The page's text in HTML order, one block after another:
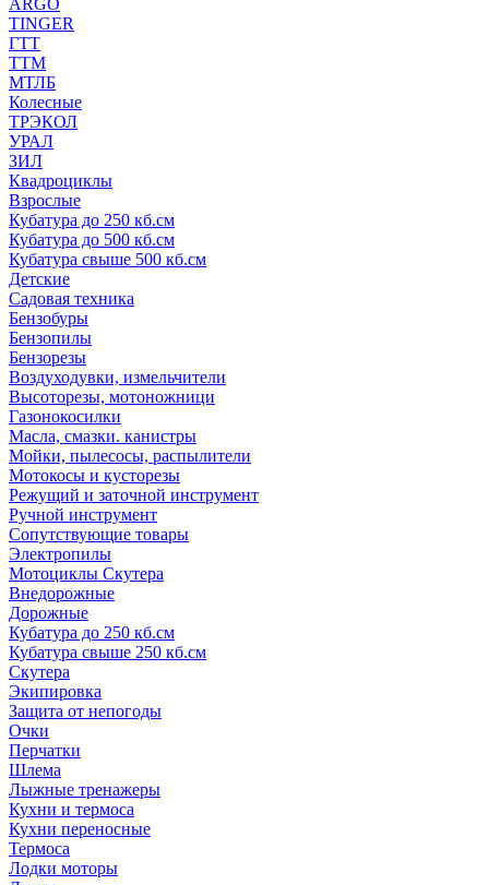
ARGO
TINGER
ГТТ
ТТМ
МТЛБ
Колесные
ТРЭКОЛ
УРАЛ
ЗИЛ
Квадроциклы
Взрослые
Кубатура до 250 кб.см
Кубатура до 500 кб.см
Кубатура свыше 500 кб.см
Детские
Садовая техника
Бензобуры
Бензопилы
Бензорезы
Воздуходувки, измельчители
Высоторезы, мотоножници
Газонокосилки
Масла, смазки. канистры
Мойки, пылесосы, распылители
Мотокосы и кусторезы
Режущий и заточной инструмент
Ручной инструмент
Сопутствующие товары
Электропилы
Мотоциклы Скутера
Внедорожные
Дорожные
Кубатура до 250 кб.см
Кубатура свыше 250 кб.см
Скутера
Экипировка
Защита от непогоды
Очки
Перчатки
Шлема
Лыжные тренажеры
Кухни и термоса
Кухни переносные
Термоса
Лодки моторы